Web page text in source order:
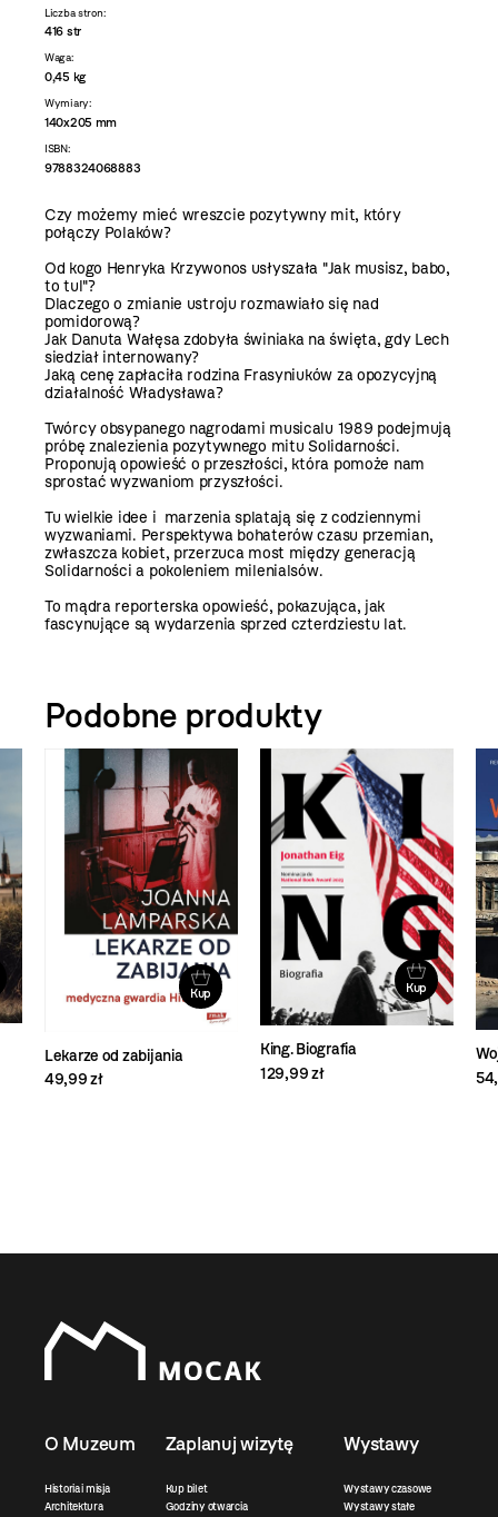
Liczba stron:
416 str
Waga:
0,45 kg
Wymiary:
140x205 mm
ISBN:
9788324068883
Czy możemy mieć wreszcie pozytywny mit, który
połączy Polaków?
Od kogo Henryka Krzywonos usłyszała "Jak musisz, babo,
to tul"?
Dlaczego o zmianie ustroju rozmawiało się nad
pomidorową?
Jak Danuta Wałęsa zdobyła świniaka na święta, gdy Lech
siedział internowany?
Jaką cenę zapłaciła rodzina Frasyniuków za opozycyjną
działalność Władysława?
Twórcy obsypanego nagrodami musicalu 1989 podejmują
próbę znalezienia pozytywnego mitu Solidarności.
Proponują opowieść o przeszłości, która pomoże nam
sprostać wyzwaniom przyszłości.
Tu wielkie idee i marzenia splatają się z codziennymi
wyzwaniami. Perspektywa bohaterów czasu przemian,
zwłaszcza kobiet, przerzuca most między generacją
Solidarności a pokoleniem milenialsów.
To mądra reporterska opowieść, pokazująca, jak
fascynujące są wydarzenia sprzed czterdziestu lat.
Podobne produkty
Kup
Lekarze od zabijania
49,99 zł
Kup
King. Biografia
129,99 zł
O Muzeum
Historia i misja
Architektura
Zaplanuj wizytę
Kup bilet
Godziny otwarcia
Wystawy
Wystawy czasowe
Wystawy stałe